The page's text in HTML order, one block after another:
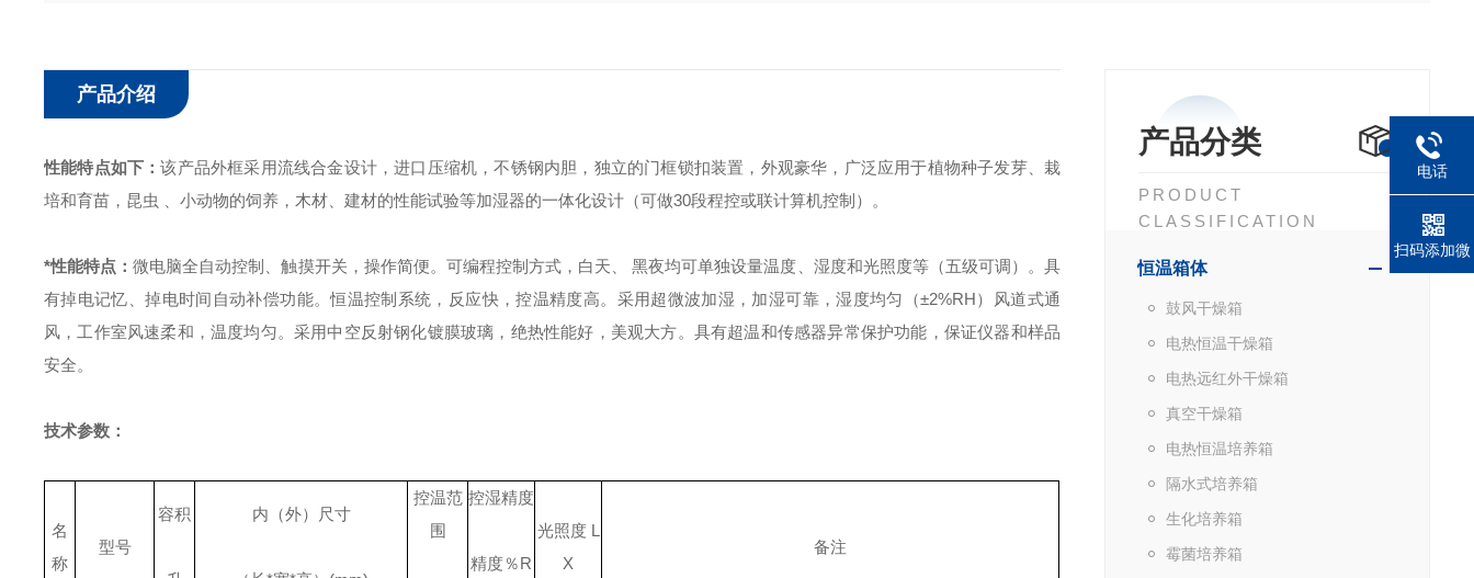
产品分类
PRODUCT
CLASSIFICATION
恒温箱体
鼓风干燥箱
电热恒温干燥箱
电热远红外干燥箱
真空干燥箱
电热恒温培养箱
隔水式培养箱
生化培养箱
霉菌培养箱
产品介绍
性能特点如下：该产品外框采用流线合金设计，进口压缩机，不锈钢内胆，独立的门框锁扣装置，外观豪华，广泛应用于植物种子发芽、栽
培和育苗，昆虫 、小动物的饲养，木材、建材的性能试验等加湿器的一体化设计（可做30段程控或联计算机控制）。
*性能特点：微电脑全自动控制、触摸开关，操作简便。 可编程控制方式，白天、 黑夜均可单独设量温度、湿度和光照度等（五级可调）。 具
有掉电记忆、掉电时间自动补偿功能。恒温控制系统，反应快，控温精度高。 采用超微波加湿，加湿可靠，湿度均匀（±2%RH）
风道式通
风，工作室风速柔和，温度均匀。 采用中空反射钢化镀膜玻璃，绝热性能好，美观大方。 具有超温和传感器异常保护功能，保证仪器和样品
安全。
技术参数：
名
称
型号
容积 内（外）尺寸
控温范
围
控湿精度
精度％R
光照度L
X
备注
电话
扫码添加微
信